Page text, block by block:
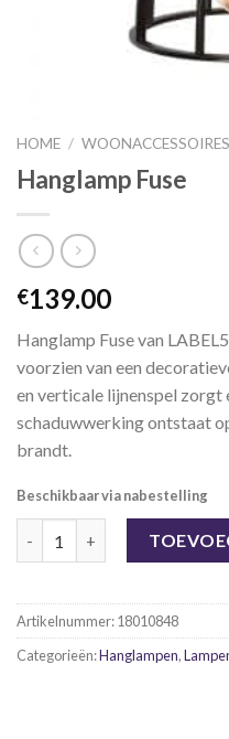
HOME / WOONACCESSOIRES
Hanglamp Fuse
€139.00
Hanglamp Fuse van
voorzien van een
en verticale lijnenspel zorgt
schaduwwerking ontstaat
brandt.
Beschikbaar via nabestelling
Artikelnummer:18010848
Categorieën:Hanglampen,